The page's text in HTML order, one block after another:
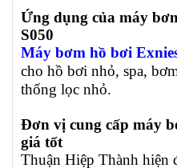
Ứng dụng của máy
S050
Máy bơm hồ bơi
cho hồ bơi nhỏ, spa,
thống lọc nhỏ.
Đơn vị cung cấp máy
giá tốt
Thuận Hiệp Thành hiện